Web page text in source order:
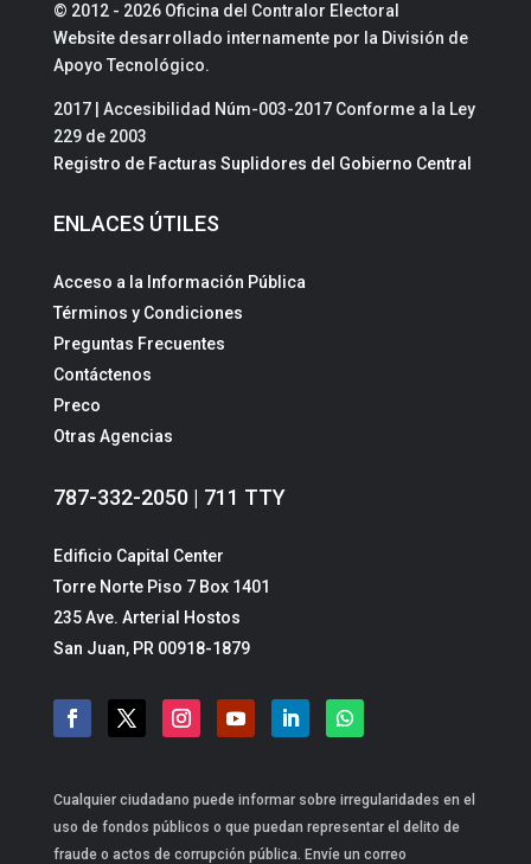
© 2012 - 2026 Oficina del Contralor Electoral
Website desarrollado internamente por la División de
Apoyo Tecnológico.
2017 | Accesibilidad Núm-003-2017 Conforme a la Ley
229 de 2003
Registro de Facturas Suplidores del Gobierno Central
ENLACES ÚTILES
Acceso a la Información Pública
Términos y Condiciones
Preguntas Frecuentes
Contáctenos
Preco
Otras Agencias
787-332-2050 | 711 TTY
Edificio Capital Center
Torre Norte Piso 7 Box 1401
235 Ave. Arterial Hostos
San Juan, PR 00918-1879
Cualquier ciudadano puede informar sobre irregularidades en el
uso de fondos públicos o que puedan representar el delito de
fraude o actos de corrupción pública. Envíe un correo